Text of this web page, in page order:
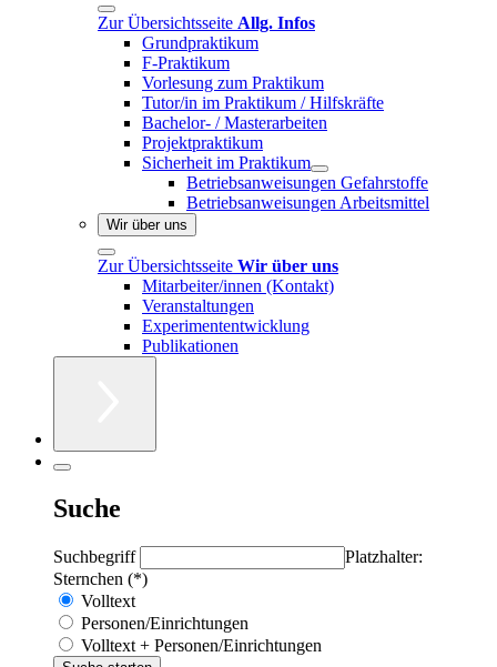
Zur Übersichtsseite Allg. Infos
Grundpraktikum
F-Praktikum
Vorlesung zum Praktikum
Tutor/in im Praktikum / Hilfskräfte
Bachelor- / Masterarbeiten
Projektpraktikum
Sicherheit im Praktikum
Betriebsanweisungen Gefahrstoffe
Betriebsanweisungen Arbeitsmittel
Wir über uns
Zur Übersichtsseite Wir über uns
Mitarbeiter/innen (Kontakt)
Veranstaltungen
Experimententwicklung
Publikationen
Suche
Suchbegriff
Platzhalter:
Sternchen (*)
Volltext
Personen/Einrichtungen
Volltext + Personen/Einrichtungen